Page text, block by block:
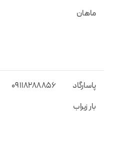
ماهان
پاسارگاد
بار زیراب
09118288856